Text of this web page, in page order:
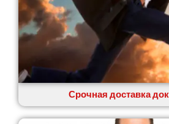
Тальное
Тарасовка
Тернополь
Терновка
Трусковец
Тульчин
Украинка
Умань
Срочная доставка